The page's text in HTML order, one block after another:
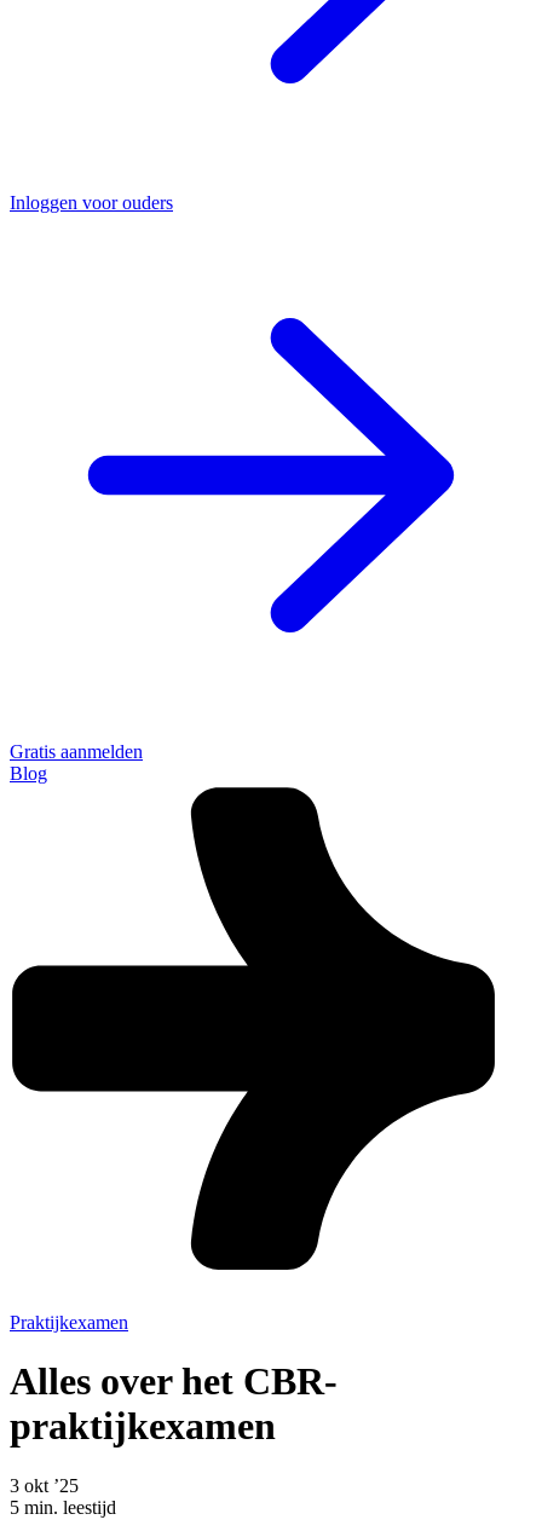
Inloggen voor ouders
Gratis aanmelden
Blog
Praktijkexamen
Alles over het CBR-
praktijkexamen
3 okt ’25
5 min. leestijd